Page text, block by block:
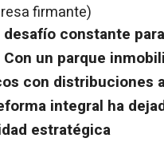
firmante)
constante
un parque
con distribuciones
integral ha
estratégica